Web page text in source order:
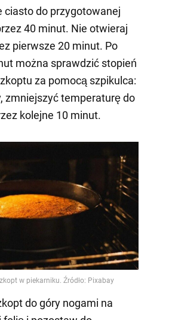
ciasto do przygotowanej
40 minut. Nie otwieraj
pierwsze 20 minut. Po
można sprawdzić stopień
za pomocą szpikulca:
zmniejszyć temperaturę do
kolejne 10 minut.
do góry nogami na